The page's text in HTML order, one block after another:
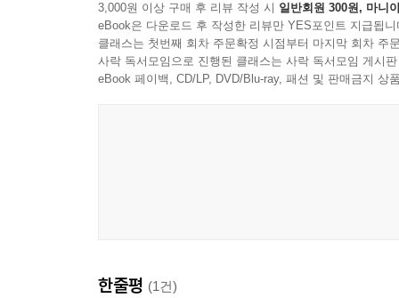
___이해하기 쉬운 모델이란
___간단한 모델이라고 해서 무엇이든 괜찮은 것은
___이해하려는 깊이와 모델링 기법
___수리 모델과 연역
___포함해야 할 변수, 포함하지 않는 변수
3,000원 이상 구매 후 리뷰 작성 시 일반회원 300원, 마니
eBook은 다운로드 후 작성한 리뷰만 YES포인트 지급됩니
클래스는 첫번째 회차 주문확정 시점부터 마지막 회차 주
사락 독서모임으로 진행된 클래스는 사락 독서모임 게시
eBook 페이백, CD/LP, DVD/Blu-ray, 패션 및 판매금지 상
한줄평 (1건)